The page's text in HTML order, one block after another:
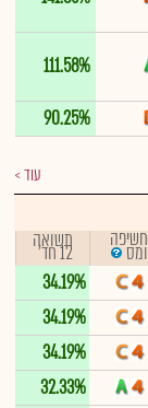
111.58%
90.25%
עוד
חשיפה
ומס תשואה
12 חד'
34.19%
34.19%
34.19%
32.33%